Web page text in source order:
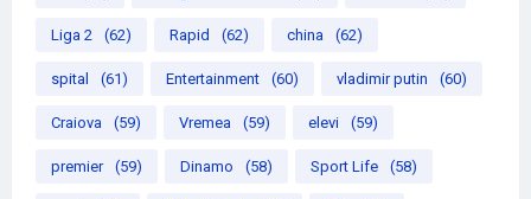
Liga 2 (62) Rapid (62) china (62)
spital (61) Entertainment (60) vladimir putin (60)
Craiova (59) Vremea (59) elevi (59)
premier (59) Dinamo (58) Sport Life (58)